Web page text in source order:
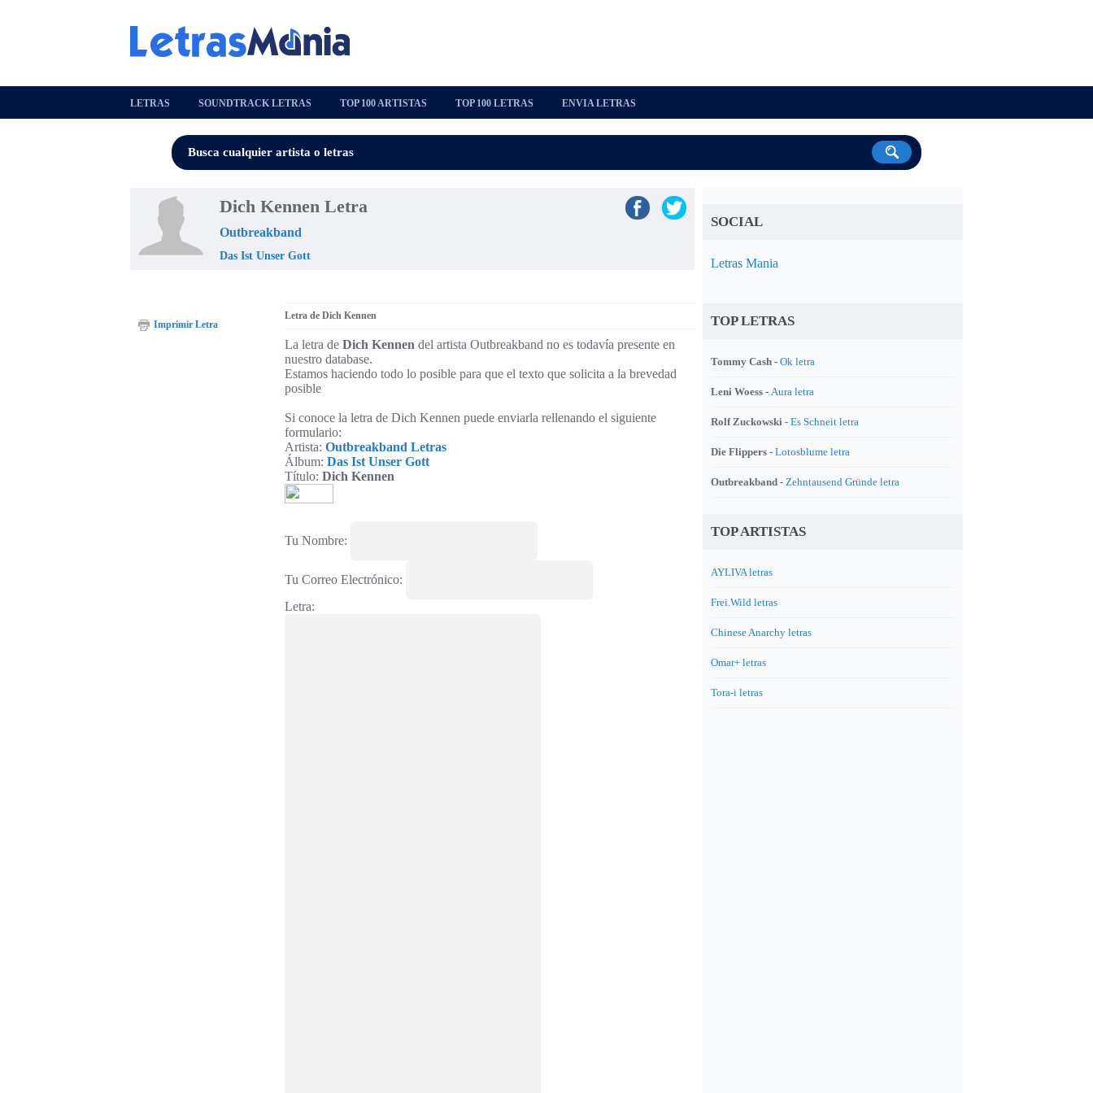
LETRAS SOUNDTRACK LETRAS TOP 100 ARTISTAS TOP 100 LETRAS ENVIA LETRAS
Dich Kennen Letra
Outbreakband
Das Ist Unser Gott
Letra de Dich Kennen
La letra de Dich Kennen del artista Outbreakband no es todavía presente en
nuestro database.
Estamos haciendo todo lo posible para que el texto que solicita a la brevedad
posible
Si conoce la letra de Dich Kennen puede enviarla rellenando el siguiente
formulario:
Artista: Outbreakband Letras
Álbum: Das Ist Unser Gott
Título: Dich Kennen
Tu Nombre:
Tu Correo Electrónico:
Letra:
Imprimir Letra
SOCIAL
Letras Mania
TOP LETRAS
Tommy Cash - Ok letra
Leni Woess - Aura letra
Rolf Zuckowski - Es Schneit letra
Die Flippers - Lotosblume letra
Outbreakband - Zehntausend Gründe letra
TOP ARTISTAS
AYLIVA letras
Frei.Wild letras
Chinese Anarchy letras
Omar+ letras
Tora-i letras